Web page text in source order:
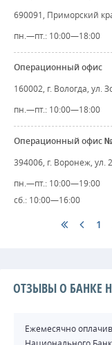
690091, Приморский
пн.—пт.: 10:00—18:00
Операционный офис
160002, г. Вологда, ул.
пн.—пт.: 10:00—18:00
Операционный офис
394006, г. Воронеж, ул.
пн.—пт.: 10:00—19:00
сб.: 10:00—16:00
1
ОТЗЫВЫ О БАНКЕ
Ежемесячно
Национального